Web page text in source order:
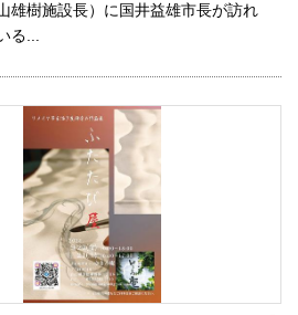
雄樹施設長）に国井益雄市長が訪れ
る...